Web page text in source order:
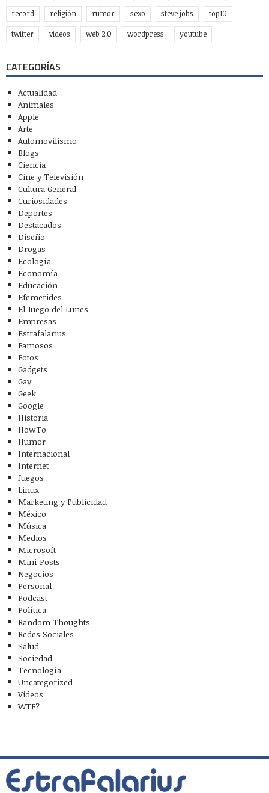
record religión rumor sexo steve jobs top10
twitter videos web 2.0 wordpress youtube
CATEGORÍAS
Actualidad
Animales
Apple
Arte
Automovilismo
Blogs
Ciencia
Cine y Televisión
Cultura General
Curiosidades
Deportes
Destacados
Diseño
Drogas
Ecología
Economía
Educación
Efemerides
El Juego del Lunes
Empresas
Estrafalarius
Famosos
Fotos
Gadgets
Gay
Geek
Google
Historia
HowTo
Humor
Internacional
Internet
Juegos
Linux
Marketing y Publicidad
México
Música
Medios
Microsoft
Mini-Posts
Negocios
Personal
Podcast
Política
Random Thoughts
Redes Sociales
Salud
Sociedad
Tecnología
Uncategorized
Videos
WTF?